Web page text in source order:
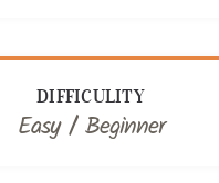
DIFFICULITY
Easy / Beginner